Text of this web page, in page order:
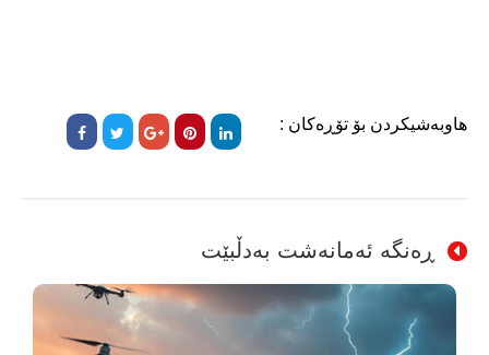
هاوبەشیکردن بۆ تۆڕەکان :
ڕەنگە ئەمانەشت بەدڵبێت